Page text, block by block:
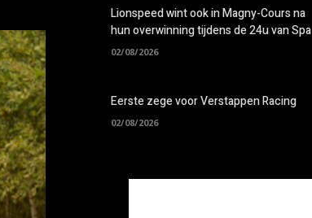
Lionspeed wint ook in Magny-Cours na
hun overwinning tijdens de 24u van Spa
02/08/2026
Eerste zege voor Verstappen Racing
02/08/2026